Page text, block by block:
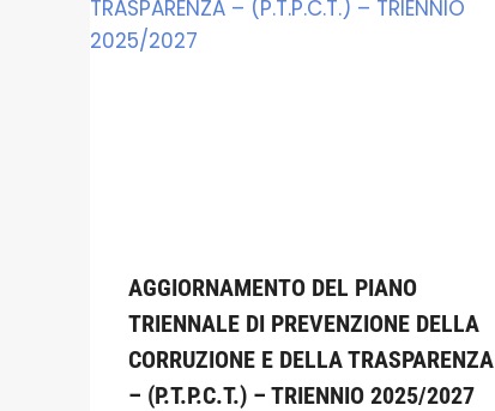
AGGIORNAMENTO DEL PIANO
TRIENNALE DI PREVENZIONE DELLA
CORRUZIONE E DELLA TRASPARENZA
– (P.T.P.C.T.) – TRIENNIO 2025/2027